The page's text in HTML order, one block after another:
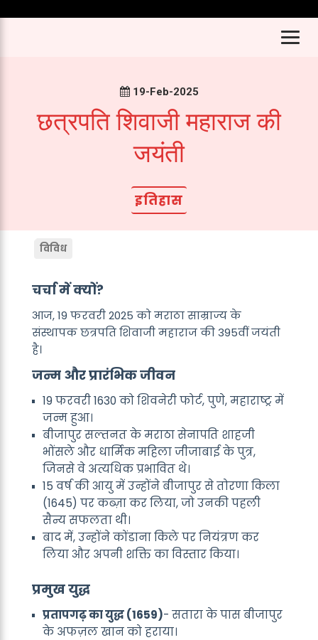
19-Feb-2025
छत्रपति शिवाजी महाराज की
जयंती
इतिहास
विविध
चर्चा में क्यों?
आज, 19 फरवरी 2025 को मराठा साम्राज्य के
संस्थापक छत्रपति शिवाजी महाराज की 395वीं जयंती
है।
जन्म और प्रारंभिक जीवन
19 फरवरी 1630 को शिवनेरी फोर्ट, पुणे, महाराष्ट्र में
जन्म हुआ।
बीजापुर सल्तनत के मराठा सेनापति शाहजी
भोंसले और धार्मिक महिला जीजाबाई के पुत्र,
जिनसे वे अत्यधिक प्रभावित थे।
15 वर्ष की आयु में उन्होंने बीजापुर से तोरणा किला
(1645) पर कब्ज़ा कर लिया, जो उनकी पहली
सैन्य सफलता थी।
बाद में, उन्होंने कोंडाना किले पर नियंत्रण कर
लिया और अपनी शक्ति का विस्तार किया।
प्रमुख युद्ध
प्रतापगढ़ का युद्ध (1659)- सतारा के पास बीजापुर
के अफज़ल खान को हराया।